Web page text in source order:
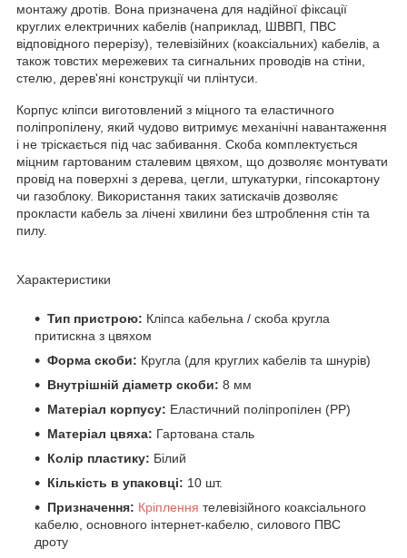
монтажу дротів. Вона призначена для надійної фіксації
круглих електричних кабелів (наприклад, ШВВП, ПВС
відповідного перерізу), телевізійних (коаксіальних) кабелів, а
також товстих мережевих та сигнальних проводів на стіни,
стелю, дерев'яні конструкції чи плінтуси.
Корпус кліпси виготовлений з міцного та еластичного
поліпропілену, який чудово витримує механічні навантаження
і не тріскається під час забивання. Скоба комплектується
міцним гартованим сталевим цвяхом, що дозволяє монтувати
провід на поверхні з дерева, цегли, штукатурки, гіпсокартону
чи газоблоку. Використання таких затискачів дозволяє
прокласти кабель за лічені хвилини без штроблення стін та
пилу.
Характеристики
Тип пристрою: Кліпса кабельна / скоба кругла
притискна з цвяхом
Форма скоби: Кругла (для круглих кабелів та шнурів)
Внутрішній діаметр скоби: 8 мм
Матеріал корпусу: Еластичний поліпропілен (PP)
Матеріал цвяха: Гартована сталь
Колір пластику: Білий
Кількість в упаковці: 10 шт.
Призначення: Кріплення телевізійного коаксіального
кабелю, основного інтернет-кабелю, силового ПВС
дроту